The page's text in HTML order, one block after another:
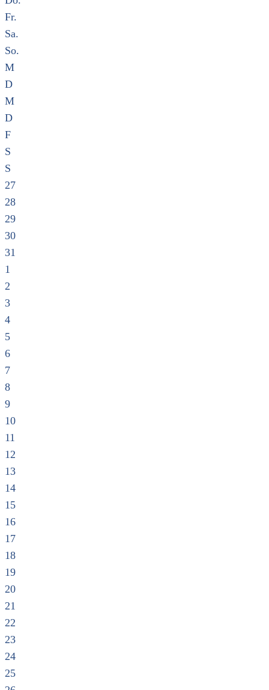
Fr.
Sa.
So.
M
D
M
D
F
S
S
27
28
29
30
31
1
2
3
4
5
6
7
8
9
10
11
12
13
14
15
16
17
18
19
20
21
22
23
24
25